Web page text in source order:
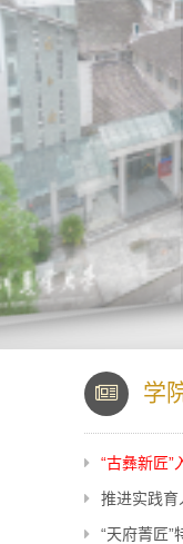
学
“古彝新匠”
推进实践
“天府菁匠